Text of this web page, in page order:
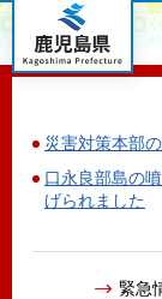
鹿児島県
災害対策本部
口永良部島の
げられました
緊急